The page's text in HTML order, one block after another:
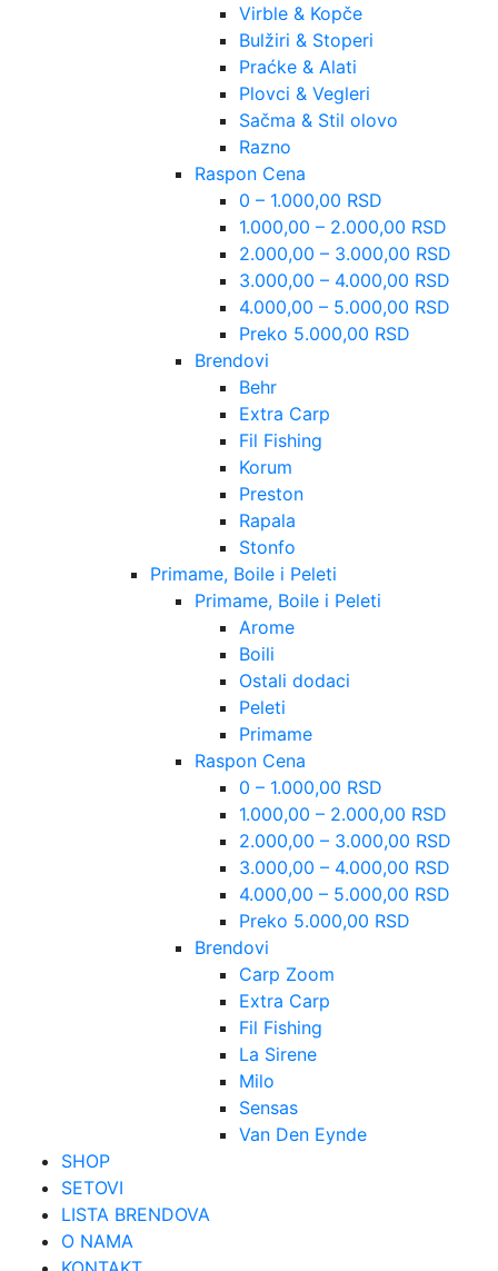
Virble & Kopče
Bulžiri & Stoperi
Praćke & Alati
Plovci & Vegleri
Sačma & Stil olovo
Razno
Raspon Cena
0 – 1.000,00 RSD
1.000,00 – 2.000,00 RSD
2.000,00 – 3.000,00 RSD
3.000,00 – 4.000,00 RSD
4.000,00 – 5.000,00 RSD
Preko 5.000,00 RSD
Brendovi
Behr
Extra Carp
Fil Fishing
Korum
Preston
Rapala
Stonfo
Primame, Boile i Peleti
Primame, Boile i Peleti
Arome
Boili
Ostali dodaci
Peleti
Primame
Raspon Cena
0 – 1.000,00 RSD
1.000,00 – 2.000,00 RSD
2.000,00 – 3.000,00 RSD
3.000,00 – 4.000,00 RSD
4.000,00 – 5.000,00 RSD
Preko 5.000,00 RSD
Brendovi
Carp Zoom
Extra Carp
Fil Fishing
La Sirene
Milo
Sensas
Van Den Eynde
SHOP
SETOVI
LISTA BRENDOVA
O NAMA